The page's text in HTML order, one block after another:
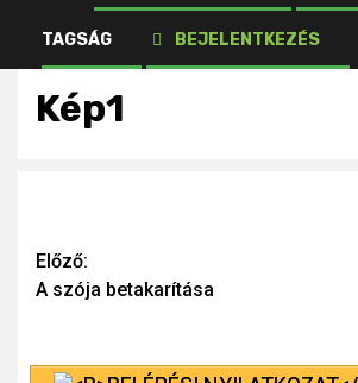
TAGSÁG BEJELENTKEZÉS
Kép1
Continue
Reading
Előző:
A szója betakarítása